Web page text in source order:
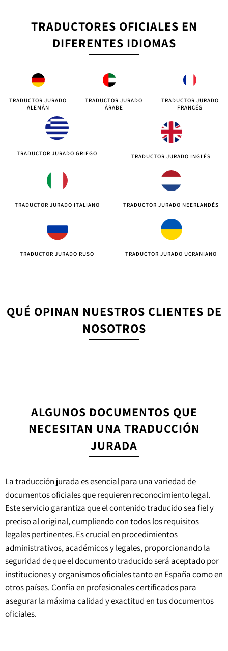
TRADUCTORES OFICIALES EN
DIFERENTES IDIOMAS
TRADUCTOR JURADO
ALEMÁN
TRADUCTOR JURADO
ÁRABE
TRADUCTOR JURADO
FRANCÉS
TRADUCTOR JURADO GRIEGO TRADUCTOR JURADO INGLÉS
TRADUCTOR JURADO ITALIANO TRADUCTOR JURADO NEERLANDÉS
TRADUCTOR JURADO RUSO TRADUCTOR JURADO UCRANIANO
QUÉ OPINAN NUESTROS CLIENTES DE
NOSOTROS
ALGUNOS DOCUMENTOS QUE
NECESITAN UNA TRADUCCIÓN
JURADA
La traducción jurada es esencial para una variedad de
documentos oficiales que requieren reconocimiento legal.
Este servicio garantiza que el contenido traducido sea fiel y
preciso al original, cumpliendo con todos los requisitos
legales pertinentes. Es crucial en procedimientos
administrativos, académicos y legales, proporcionando la
seguridad de que el documento traducido será aceptado por
instituciones y organismos oficiales tanto en España como en
otros países. Confía en profesionales certificados para
asegurar la máxima calidad y exactitud en tus documentos
oficiales.